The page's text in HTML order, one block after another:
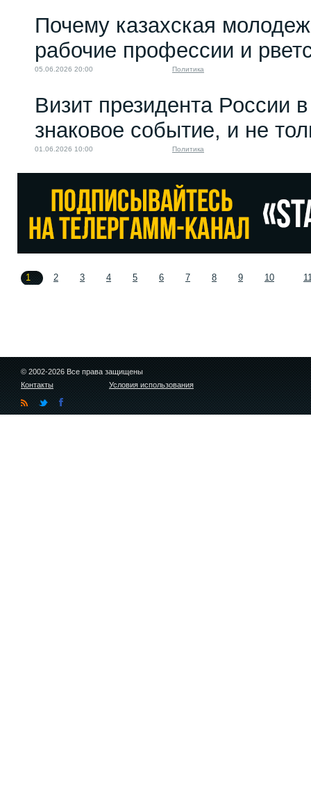
Почему казахская
рабочие профессии и
05.06.2026 20:00 Политика
Визит президента России
знаковое событие, и не
01.06.2026 10:00 Политика
1 2 3 4 5 6 7 8 9 10
© 2002-2026 Все права защищены
Контакты
Условия использования